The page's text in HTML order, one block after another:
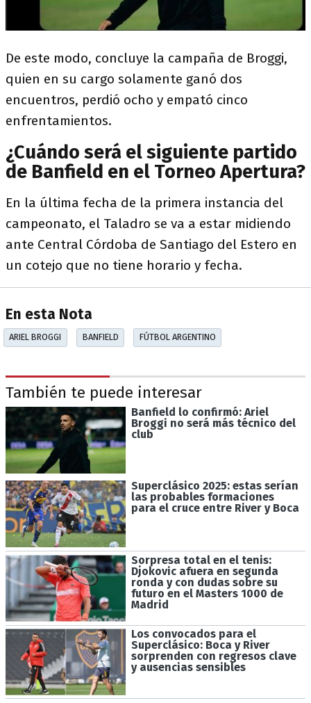
De este modo, concluye la campaña de Broggi,
quien en su cargo solamente ganó dos
encuentros, perdió ocho y empató cinco
enfrentamientos.
¿Cuándo será el siguiente partido
de Banfield en el Torneo Apertura?
En la última fecha de la primera instancia del
campeonato, el Taladro se va a estar midiendo
ante Central Córdoba de Santiago del Estero en
un cotejo que no tiene horario y fecha.
En esta Nota
ARIEL BROGGI BANFIELD FÚTBOL ARGENTINO
También te puede interesar
Banfield lo confirmó: Ariel
Broggi no será más técnico del
club
Superclásico 2025: estas serían
las probables formaciones
para el cruce entre River y Boca
Sorpresa total en el tenis:
Djokovic afuera en segunda
ronda y con dudas sobre su
futuro en el Masters 1000 de
Madrid
Los convocados para el
Superclásico: Boca y River
sorprenden con regresos clave
y ausencias sensibles